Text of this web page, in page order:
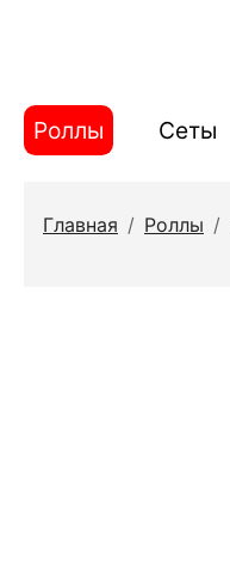
Роллы Сеты
Главная / Роллы /